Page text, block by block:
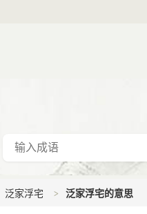
泛家浮宅 泛家浮宅的意思